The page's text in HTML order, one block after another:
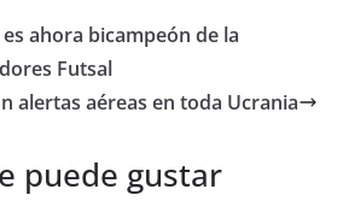
ahora bicampeón de la
Futsal
alertas aéreas en toda Ucrania
puede gustar